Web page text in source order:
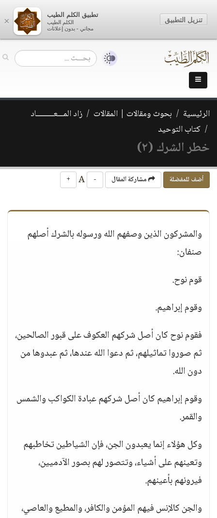
الرئيسية بحوث ومقالات | المقالات
زاد المـــعـــــــــاد
كتاب التوحيد
خطر الشرك (٢)
أضف للمفضلة مشاركة المقال -
+
والمشركون الذين وصفهم الله ورسوله بالشرك أصلهم
صنفان:
قوم نوح.
وقوم إبراهيم.
فقوم نوح كان أصل شركهم العكوف على قبور الصالحين،
ثم صوروا تماثيلهم، ثم دعوا الله عندها، ثم عبدوها من
دون الله.
وقوم إبراهيم كان أصل شركهم عبادة الكواكب والشمس
والقمر.
وكل هؤلاء إنما يعبدون الجن، فإن الشياطين تخاطبهم
وتعينهم على أشياء، وتتصور لهم بصور الآدميين،
فيرونهم بأعينهم.
والجن كالإنس فيهم المؤمن والكافر، والمطيع والعاصي،
×
تطبيق الكلم الطيب
الكلم الطيب
مجاني - بدون إعلانات
تنزيل التطبيق